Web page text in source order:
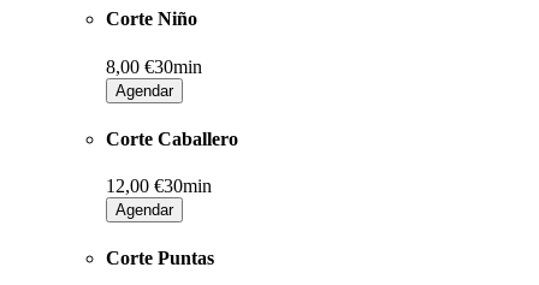
Corte Niño
8,00 €30min
Agendar
Corte Caballero
12,00 €30min
Agendar
Corte Puntas